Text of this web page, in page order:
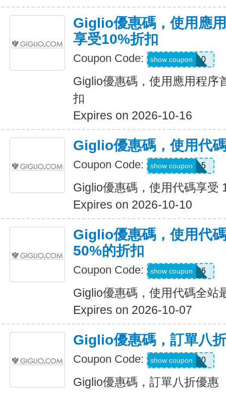
Giglio優惠碼，使用應
享受10%折扣
Coupon Code: APP10
show coupon
Giglio優惠碼，使用應用程序
扣
Expires on 2026-10-16
Giglio優惠碼，使用代
Coupon Code: SUMMER15
show coupon
Giglio優惠碼，使用代碼享受
Expires on 2026-10-10
Giglio優惠碼，使用代
50%的折扣
Coupon Code: SUM26
show coupon
Giglio優惠碼，使用代碼全站
Expires on 2026-10-07
Giglio優惠碼，訂單八
Coupon Code: CALL20
show coupon
Giglio優惠碼，訂單八折優惠